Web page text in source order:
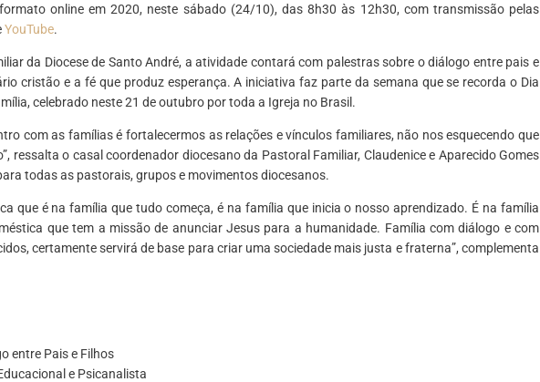
online em 2020, neste sábado (24/10), das 8h30 às 12h30, com transmissão pelas
YouTube.
da Diocese de Santo André, a atividade contará com palestras sobre o diálogo entre pais e
cristão e a fé que produz esperança. A iniciativa faz parte da semana que se recorda o Dia
celebrado neste 21 de outubro por toda a Igreja no Brasil.
com as famílias é fortalecermos as relações e vínculos familiares, não nos esquecendo que
ressalta o casal coordenador diocesano da Pastoral Familiar, Claudenice e Aparecido Gomes
todas as pastorais, grupos e movimentos diocesanos.
que é na família que tudo começa, é na família que inicia o nosso aprendizado. É na família
que tem a missão de anunciar Jesus para a humanidade. Família com diálogo e com
certamente servirá de base para criar uma sociedade mais justa e fraterna”, complementa
entre Pais e Filhos
e Psicanalista